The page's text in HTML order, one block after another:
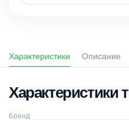
Характеристики Описание
Характеристики
Бренд